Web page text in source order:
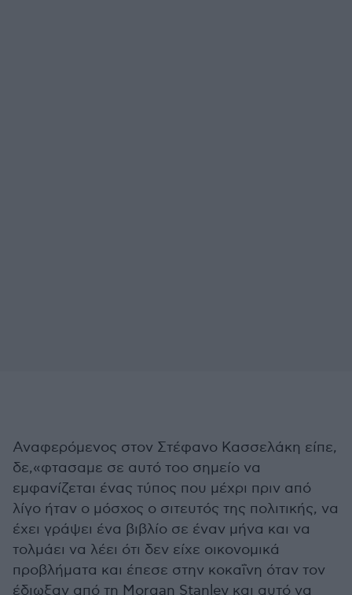
Αναφερόμενος στον Στέφανο Κασσελάκη είπε,
δε,«φτασαμε σε αυτό τοο σημείο να
εμφανίζεται ένας τύπος που μέχρι πριν από
λίγο ήταν ο μόσχος ο σιτευτός της πολιτικής, να
έχει γράψει ένα βιβλίο σε έναν μήνα και να
τολμάει να λέει ότι δεν είχε οικονομικά
προβλήματα και έπεσε στην κοκαΐνη όταν τον
έδιωξαν από τη Morgan Stanley και αυτό να